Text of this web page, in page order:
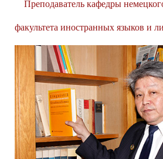
Преподаватель кафедры
факультета иностранных языков и